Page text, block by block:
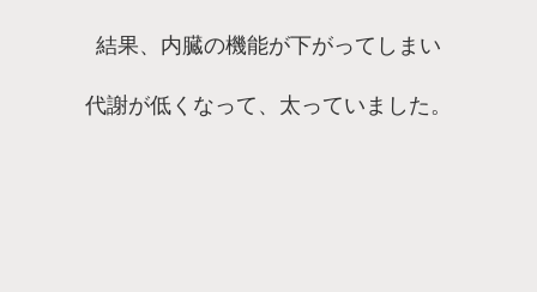
結果、内臓の機能が下がってしまい
代謝が低くなって、太っていました。